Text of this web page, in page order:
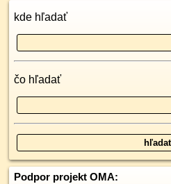
kde hľadať
čo hľadať
Podpor projekt OMA: